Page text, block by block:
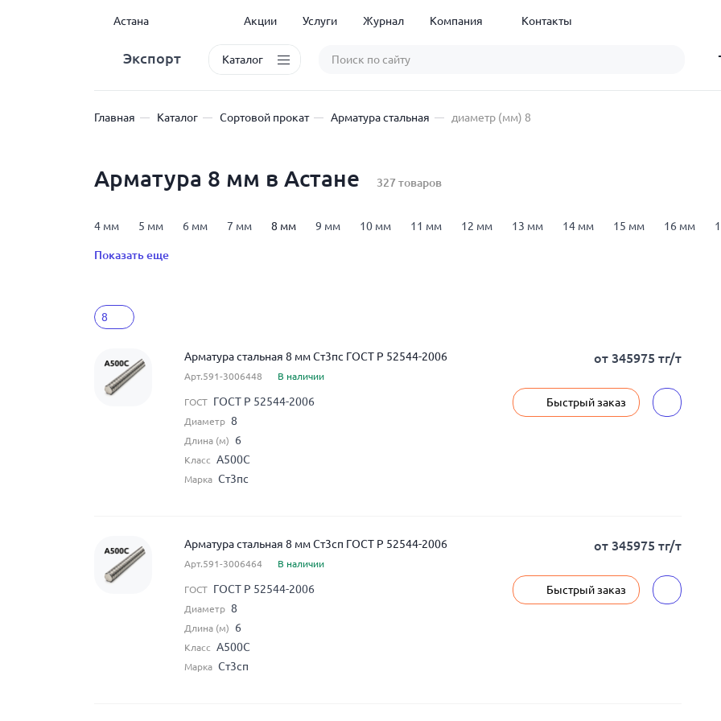
Астана Акции Услуги Журнал Компания Контакты
Экспорт Каталог
Главная Каталог Сортовой прокат Арматура стальная диаметр (мм) 8
Арматура 8 мм в Астане 327 товаров
4 мм 5 мм 6 мм 7 мм 8 мм 9 мм 10 мм 11 мм 12 мм 13 мм 14 мм 15 мм 16 мм
арматура А600
Показать еще
8
Арматура стальная 8 мм Ст3пс ГОСТ Р 52544-2006
Арт.591-3006448 В наличии
ГОСТ ГОСТ Р 52544-2006
Диаметр 8
Длина (м) 6
Класс А500С
Марка Ст3пс
от 345975 тг/т
Быстрый заказ
Арматура стальная 8 мм Ст3сп ГОСТ Р 52544-2006
Арт.591-3006464 В наличии
ГОСТ ГОСТ Р 52544-2006
Диаметр 8
Длина (м) 6
Класс А500С
Марка Ст3сп
от 345975 тг/т
Быстрый заказ